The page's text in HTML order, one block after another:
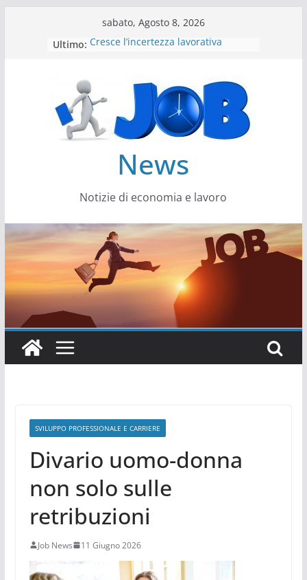
sabato, Agosto 8, 2026
Ultimo: Cresce l’incertezza lavorativa
Il settore energy cambia veste
Servono più sustainability data
architect
News
Notizie di economia e lavoro
SVILUPPO PROFESSIONALE E CARRIERE
Divario uomo-donna
non solo sulle
retribuzioni
Job News 11 Giugno 2026